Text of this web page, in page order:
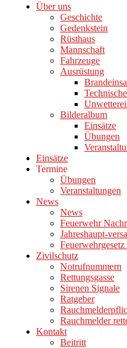
Über uns
Geschichte
Gedenkstein
Rüsthaus
Mannschaft
Fahrzeuge
Ausrüstung
Bilderalbum
Einsätze
Übungen
Einsätze
Termine
Übungen
Veranstaltungen
News
News
Feuerwehr
Jahreshaupt-
Zivilschutz
Notrufnummern
Rettungsgasse
Sirenen Signale
Ratgeber
Rauchmelder
Kontakt
Beitritt